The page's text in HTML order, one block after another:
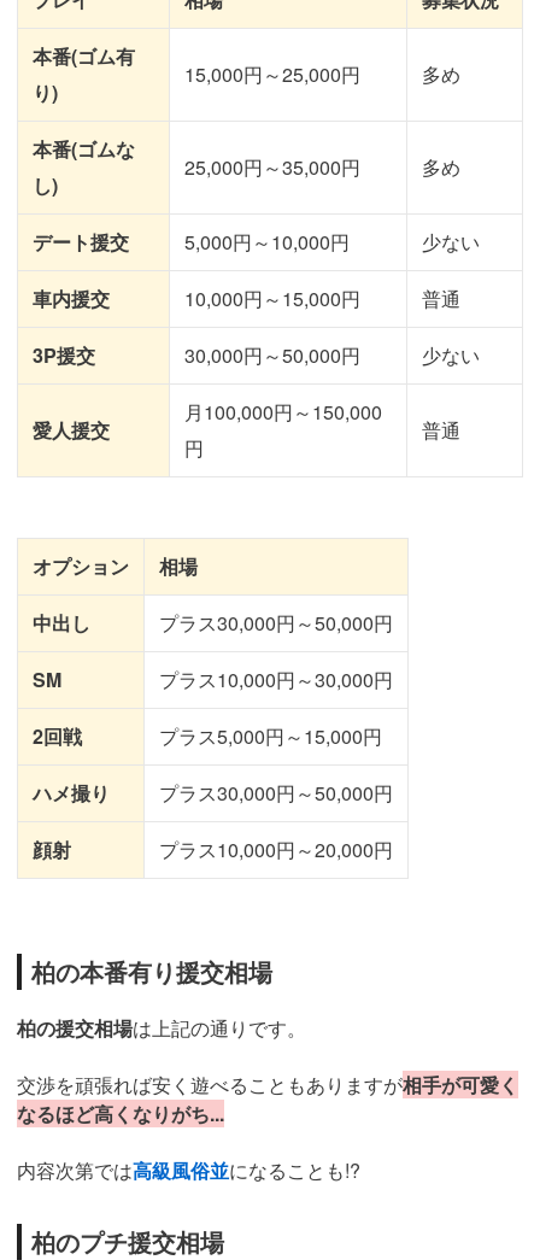
本番(ゴム有
り)
15,000円～25,000円 多め
本番(ゴムな
し)
25,000円～35,000円 多め
デート援交 5,000円～10,000円 少ない
車内援交 10,000円～15,000円 普通
3P援交 30,000円～50,000円 少ない
愛人援交
月100,000円～150,000
円
普通
オプション 相場
中出し プラス30,000円～50,000円
SM プラス10,000円～30,000円
2回戦 プラス5,000円～15,000円
ハメ撮り プラス30,000円～50,000円
顔射 プラス10,000円～20,000円
柏の本番有り援交相場
柏の援交相場は上記の通りです。
交渉を頑張れば安く遊べることもありますが相手が可愛く
なるほど高くなりがち...
内容次第では高級風俗並になることも!?
柏のプチ援交相場